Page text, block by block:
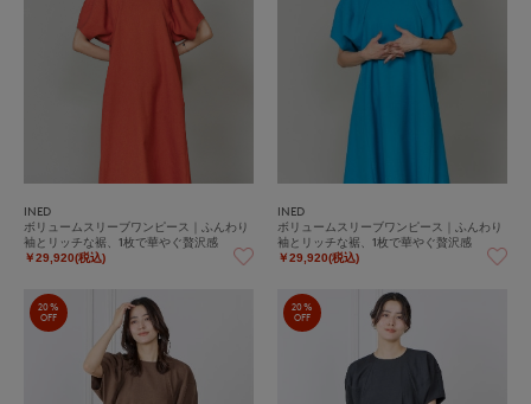
INED
ボリュームスリーブワンピース｜ふんわり
袖とリッチな裾、1枚で華やぐ贅沢感
￥29,920(税込)
INED
ボリュームスリーブワンピース｜ふんわり
袖とリッチな裾、1枚で華やぐ贅沢感
￥29,920(税込)
20%
OFF
20%
OFF